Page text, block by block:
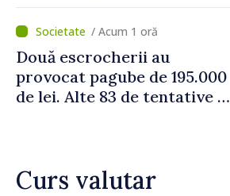
caniculă
/ Acum 1 oră
Două escrocherii au
provocat pagube de 195.000
de lei. Alte 83 de tentative au
Curs valutar